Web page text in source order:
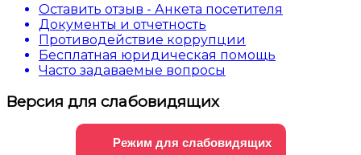
Оставить отзыв - Анкета посетителя
Документы и отчетность
Противодействие коррупции
Бесплатная юридическая помощь
Часто задаваемые вопросы
Версия для слабовидящих
Режим для слабовидящих